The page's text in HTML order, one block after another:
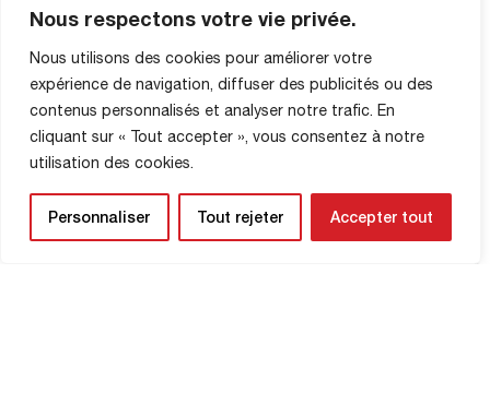
Nous respectons votre vie privée.
Nous utilisons des cookies pour améliorer votre
expérience de navigation, diffuser des publicités ou des
contenus personnalisés et analyser notre trafic. En
cliquant sur « Tout accepter », vous consentez à notre
utilisation des cookies.
Personnaliser Tout rejeter Accepter tout